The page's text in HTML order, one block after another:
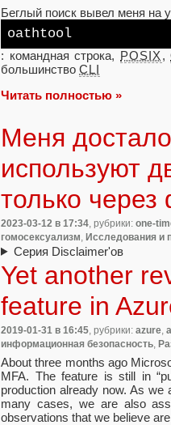
Беглый поиск вывел меня на
oathtool
: командная строка, POSIX ,
большинство CLI
Читать полностью »
Меня
используют
только
2023-03-12 в 17:34 , рубрики: one-
гомосексуализм Исследования и
Серия Disclaimer'ов
Yet another
feature in
2019-01-31 в 16:45, рубрики: azure,
информационная безопасность,
About three months ago
MFA. The feature is still in
production already now. As
many cases, we are also
observations that we believe